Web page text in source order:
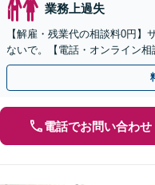
業務上過失
【解雇・残業代の相談料0円
ないで。【電話・オンライン相
電話でお問い合わせ